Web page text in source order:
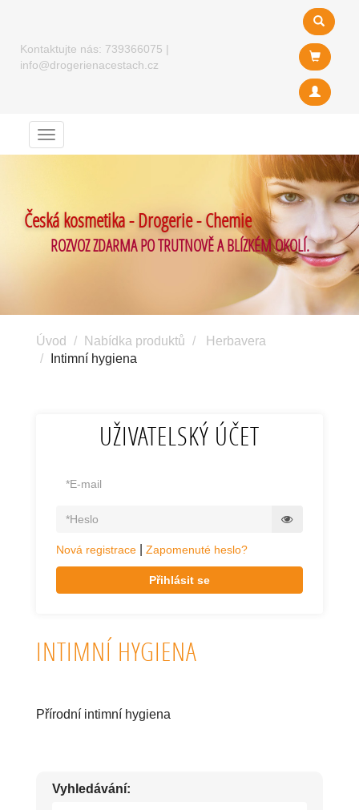
Kontaktujte nás: 739366075 |
info@drogerienacestach.cz
Menu
Česká kosmetika - Drogerie - Chemie
ROZVOZ ZDARMA PO TRUTNOVĚ A BLÍZKÉM OKOLÍ.
Úvod Nabídka produktů
Herbavera
Intimní hygiena
UŽIVATELSKÝ ÚČET
Nová registrace Zapomenuté heslo?
Přihlásit se
INTIMNÍ HYGIENA
Přírodní intimní hygiena
Vyhledávání: